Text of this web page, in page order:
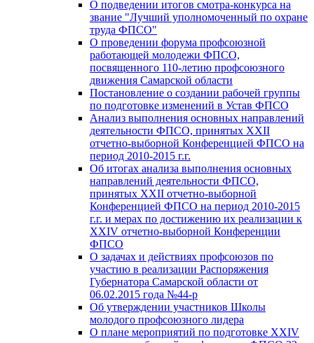
О подведении итогов смотра-конкурса на
звание "Лучший уполномоченный по охране
труда ФПСО"
О проведении форума профсоюзной
работающей молодежи ФПСО,
посвященного 110-летию профсоюзного
движения Самарской области
Постановление о создании рабочей группы
по подготовке изменений в Устав ФПСО
Анализ выполнения основных направлений
деятельности ФПСО, принятых XXII
отчетно-выборной Конференцией ФПСО на
период 2010-2015 г.г.
Об итогах анализа выполнения основных
направлений деятельности ФПСО,
принятых XXII отчетно-выборной
Конференцией ФПСО на период 2010-2015
г.г. и мерах по достижению их реализации к
XXIV отчетно-выборной Конференции
ФПСО
О задачах и действиях профсоюзов по
участию в реализации Распоряжения
Губернатора Самарской области от
06.02.2015 года №44-р
Об утверждении участников Школы
молодого профсоюзного лидера
О плане мероприятий по подготовке XXIV